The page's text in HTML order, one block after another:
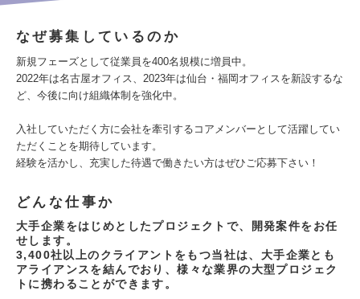
なぜ募集しているのか
新規フェーズとして従業員を400名規模に増員中。
2022年は名古屋オフィス、2023年は仙台・福岡オフィスを新設するな
ど、今後に向け組織体制を強化中。
入社していただく方に会社を牽引するコアメンバーとして活躍してい
ただくことを期待しています。
経験を活かし、充実した待遇で働きたい方はぜひご応募下さい！
どんな仕事か
大手企業をはじめとしたプロジェクトで、開発案件をお任
せします。
3,400社以上のクライアントをもつ当社は、大手企業とも
アライアンスを結んでおり、様々な業界の大型プロジェク
トに携わることができます。